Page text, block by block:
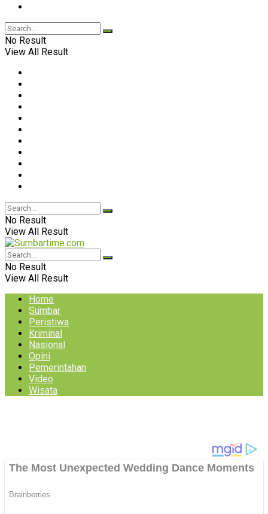
No Result
View All Result
No Result
View All Result
No Result
View All Result
Home
Sumbar
Peristiwa
Kriminal
Nasional
Opini
Pemerintahan
Video
Wisata